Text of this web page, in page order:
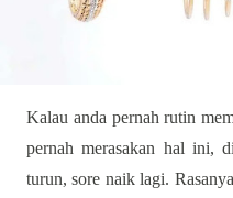
Kalau anda pernah rutin
pernah merasakan hal ini,
turun, sore naik lagi.